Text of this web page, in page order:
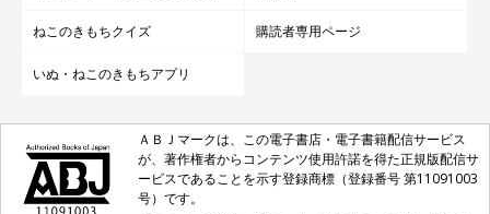
ねこのきもちクイズ 購読者専用ページ
いぬ・ねこのきもちアプリ
ＡＢＪマークは、この電子書店・電子書籍配信サービス
が、著作権者からコンテンツ使用許諾を得た正規版配信サ
ービスであることを示す登録商標（登録番号 第11091003
号）です。